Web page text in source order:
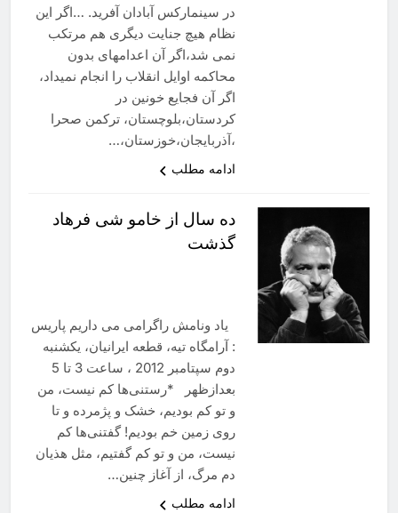
در سینمارکس آبادان آفرید. …اگر این
نظام هیچ جنایت دیگری هم مرتکب
نمی شد،اگر آن اعدامهای بدون
محاکمه اوایل انقلاب را انجام نمیداد،
اگر آن فجایع خونین در
کردستان،بلوچستان، ترکمن صحرا
،آذربایجان،خوزستان،…
ادامه مطلب
ده سال از خامو شی فرهاد
گذشت
یاد ونامش راگرامی می داریم پاریس
: آرامگاه تیه، قطعه ایرانیان، یکشنبه
دوم سپتامبر 2012 ، ساعت 3 تا 5
بعدازظهر *رستنی‌ها کم نیست، من
و تو کم بودیم، خشک و پژمرده و تا
روی زمین خم بودیم! گفتنی‌‌ها کم
نیست، من و تو کم گفتیم، مثل هذیان
دم مرگ، از آغاز چنین…
ادامه مطلب